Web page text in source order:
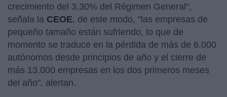
crecimiento del 3,30% del Régimen General",
señala la CEOE, de este modo, "las empresas de
pequeño tamaño están sufriendo, lo que de
momento se traduce en la pérdida de más de 6.000
autónomos desde principios de año y el cierre de
más 13.000 empresas en los dos primeros meses
del año", alertan.